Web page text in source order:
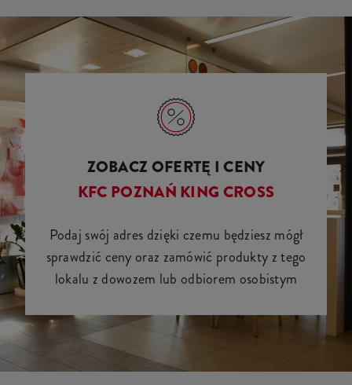
ZOBACZ OFERTĘ I CENY
KFC POZNAŃ KING CROSS
Podaj swój adres dzięki czemu będziesz mógł
sprawdzić ceny oraz zamówić produkty z tego
lokalu z dowozem lub odbiorem osobistym